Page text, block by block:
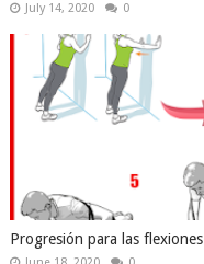
July 14, 2020 0
Progresión para las flexiones